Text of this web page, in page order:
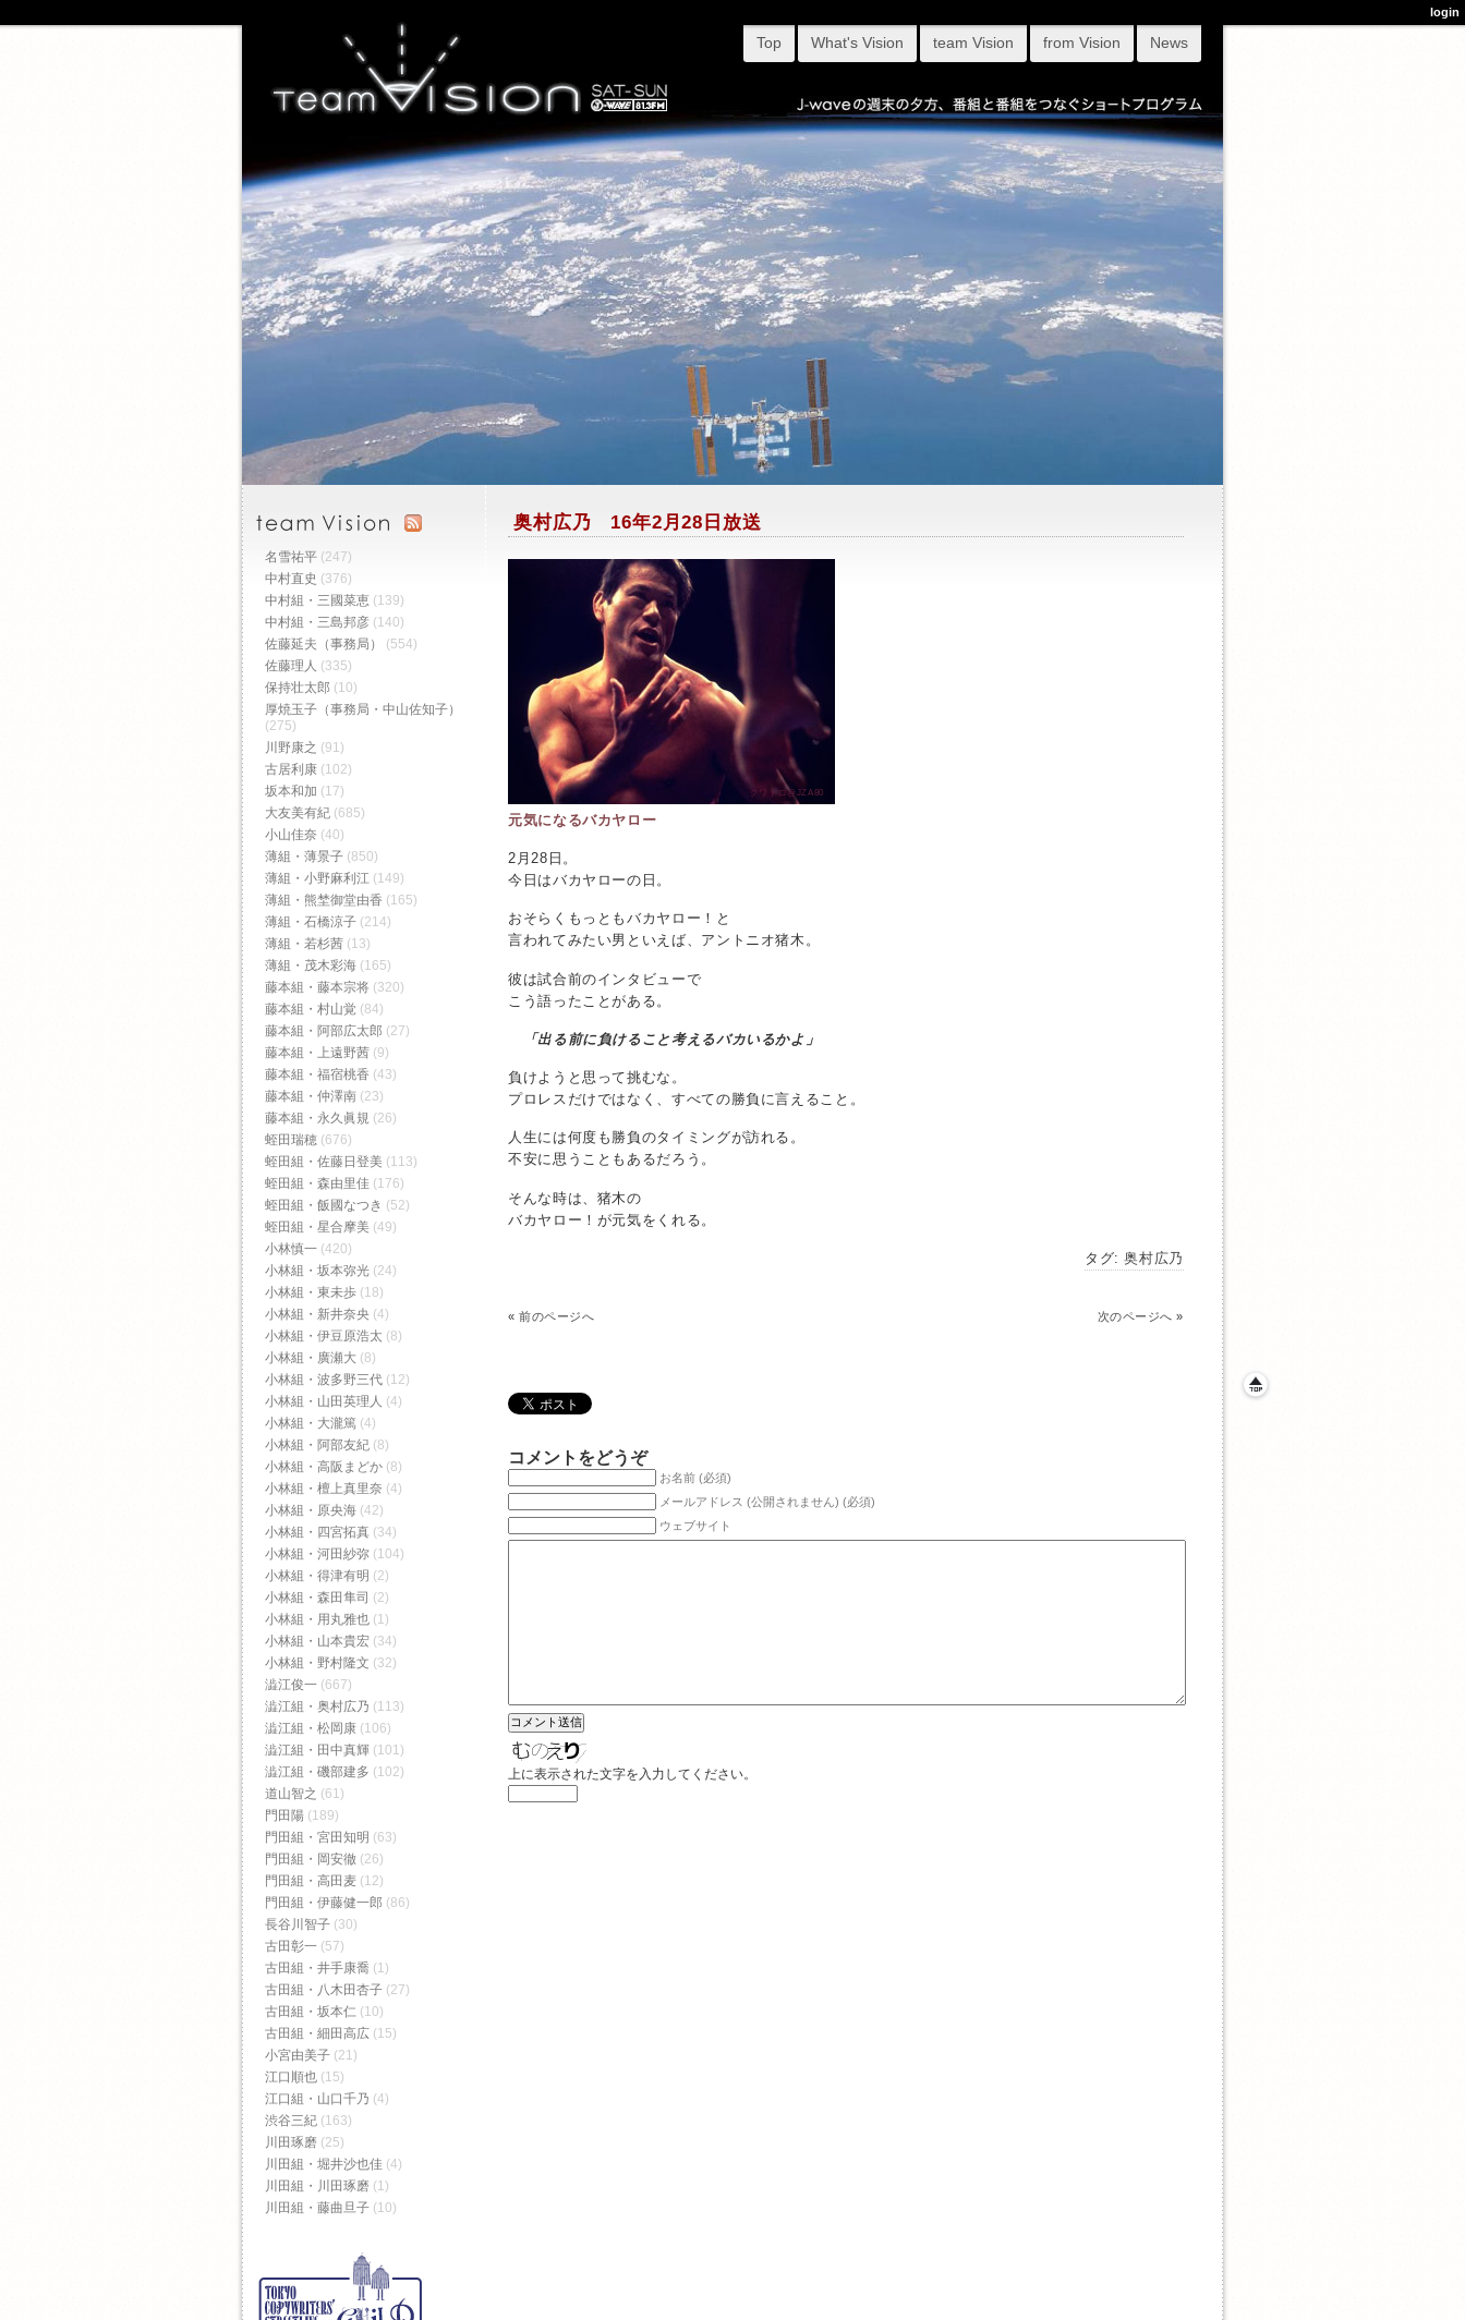
Top What's Vision team Vision from Vision News
奥村広乃 16年2月28日放送
クワトロ@JZA80
元気になるバカヤロー
2月28日。
今日はバカヤローの日。
おそらくもっともバカヤロー！と
言われてみたい男といえば、アントニオ猪木。
彼は試合前のインタビューで
こう語ったことがある。
「出る前に負けること考えるバカいるかよ」
負けようと思って挑むな。
プロレスだけではなく、すべての勝負に言えること。
人生には何度も勝負のタイミングが訪れる。
不安に思うこともあるだろう。
そんな時は、猪木の
バカヤロー！が元気をくれる。
タグ:奥村広乃
«前のページへ 次のページへ »
コメントをどうぞ
お名前 (必須)
メールアドレス (公開されません) (必須)
ウェブサイト
上に表示された文字を入力してください。
名雪祐平 (247)
中村直史 (376)
中村組・三國菜恵 (139)
中村組・三島邦彦 (140)
佐藤延夫（事務局）
(554)
佐藤理人 (335)
保持壮太郎 (10)
厚焼玉子（事務局・中山佐知子）
(275)
川野康之 (91)
古居利康 (102)
坂本和加 (17)
大友美有紀 (685)
小山佳奈 (40)
薄組・薄景子 (850)
薄組・小野麻利江 (149)
薄組・熊埜御堂由香 (165)
薄組・石橋涼子 (214)
薄組・若杉茜 (13)
薄組・茂木彩海 (165)
藤本組・藤本宗将 (320)
藤本組・村山覚 (84)
藤本組・阿部広太郎 (27)
藤本組・上遠野茜 (9)
藤本組・福宿桃香‬ (43)
藤本組・仲澤南 (23)
藤本組・永久眞規 (26)
蛭田瑞穂 (676)
蛭田組・佐藤日登美 (113)
蛭田組・森由里佳 (176)
蛭田組・飯國なつき (52)
蛭田組・星合摩美 (49)
小林慎一 (420)
小林組・坂本弥光 (24)
小林組・東未歩 (18)
小林組・新井奈央 (4)
小林組・伊豆原浩太 (8)
小林組・廣瀬大 (8)
小林組・波多野三代 (12)
小林組・山田英理人 (4)
小林組・大瀧篤 (4)
小林組・阿部友紀 (8)
小林組・高阪まどか (8)
小林組・檀上真里奈 (4)
小林組・原央海 (42)
小林組・四宮拓真 (34)
小林組・河田紗弥 (104)
小林組・得津有明 (2)
小林組・森田隼司 (2)
小林組・用丸雅也 (1)
小林組・山本貴宏 (34)
小林組・野村隆文 (32)
澁江俊一 (667)
澁江組・奥村広乃 (113)
澁江組・松岡康 (106)
澁江組・田中真輝 (101)
澁江組・磯部建多 (102)
道山智之 (61)
門田陽 (189)
門田組・宮田知明 (63)
門田組・岡安徹 (26)
門田組・高田麦 (12)
門田組・伊藤健一郎 (86)
長谷川智子 (30)
古田彰一 (57)
古田組・井手康喬 (1)
古田組・八木田杏子 (27)
古田組・坂本仁 (10)
古田組・細田高広 (15)
小宮由美子 (21)
江口順也 (15)
江口組・山口千乃 (4)
渋谷三紀 (163)
川田琢磨 (25)
川田組・堀井沙也佳 (4)
川田組・川田琢磨 (1)
川田組・藤曲旦子 (10)
login